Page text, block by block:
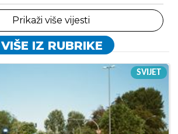
Prikaži više vijesti
VIŠE IZ RUBRIKE
SVIJET